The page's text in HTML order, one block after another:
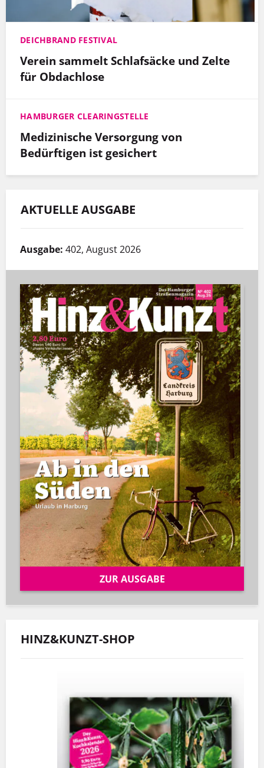
DEICHBRAND FESTIVAL
Verein sammelt Schlafsäcke und Zelte
für Obdachlose
HAMBURGER CLEARINGSTELLE
Medizinische Versorgung von
Bedürftigen ist gesichert
AKTUELLE AUSGABE
Ausgabe: 402, August 2026
ZUR AUSGABE
HINZ&KUNZT-SHOP